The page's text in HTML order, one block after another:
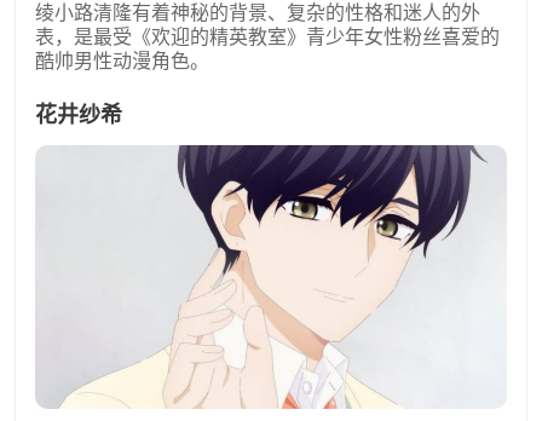
绫小路清隆有着神秘的背景、复杂的性格和迷人的外
表，是最受《欢迎的精英教室》青少年女性粉丝喜爱的
酷帅男性动漫角色。
花井纱希